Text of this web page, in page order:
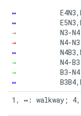
↔
↔
→
→
↔
→
→
↔
N3-
N4-
N4-
B3-
1, ↔: walkway; 4,